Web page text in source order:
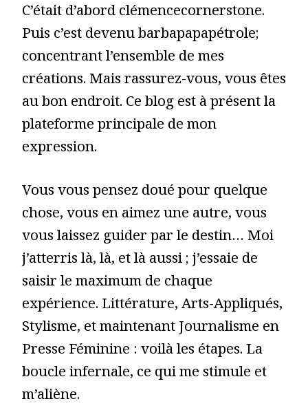
C’était d’abord clémencecornerstone.
Puis c’est devenu barbapapapétrole;
concentrant l’ensemble de mes
créations. Mais rassurez-vous, vous êtes
au bon endroit. Ce blog est à présent la
plateforme principale de mon
expression.
Vous vous pensez doué pour quelque
chose, vous en aimez une autre, vous
vous laissez guider par le destin… Moi
j’atterris là, là, et là aussi ; j’essaie de
saisir le maximum de chaque
expérience. Littérature, Arts-Appliqués,
Stylisme, et maintenant Journalisme en
Presse Féminine : voilà les étapes. La
boucle infernale, ce qui me stimule et
m’aliène.